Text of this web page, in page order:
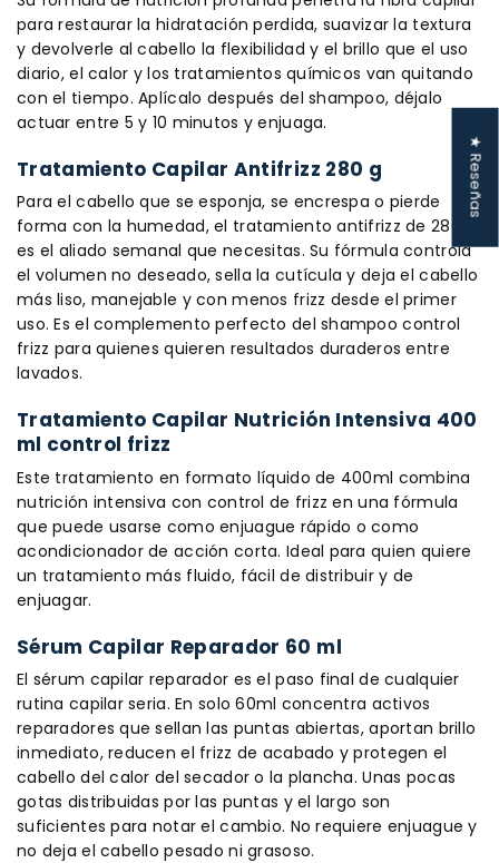
para restaurar la hidratación perdida, suavizar la textura
y devolverle al cabello la flexibilidad y el brillo que el uso
diario, el calor y los tratamientos químicos van quitando
con el tiempo. Aplícalo después del shampoo, déjalo
actuar entre 5 y 10 minutos y enjuaga.
Tratamiento Capilar Antifrizz 280 g
Para el cabello que se esponja, se encrespa o pierde
forma con la humedad, el tratamiento antifrizz de 280g
es el aliado semanal que necesitas. Su fórmula controla
el volumen no deseado, sella la cutícula y deja el cabello
más liso, manejable y con menos frizz desde el primer
uso. Es el complemento perfecto del shampoo control
frizz para quienes quieren resultados duraderos entre
lavados.
Tratamiento Capilar Nutrición Intensiva 400
ml control frizz
Este tratamiento en formato líquido de 400ml combina
nutrición intensiva con control de frizz en una fórmula
que puede usarse como enjuague rápido o como
acondicionador de acción corta. Ideal para quien quiere
un tratamiento más fluido, fácil de distribuir y de
enjuagar.
Sérum Capilar Reparador 60 ml
El sérum capilar reparador es el paso final de cualquier
rutina capilar seria. En solo 60ml concentra activos
reparadores que sellan las puntas abiertas, aportan brillo
inmediato, reducen el frizz de acabado y protegen el
cabello del calor del secador o la plancha. Unas pocas
gotas distribuidas por las puntas y el largo son
suficientes para notar el cambio. No requiere enjuague y
no deja el cabello pesado ni grasoso.
★ Reseñas